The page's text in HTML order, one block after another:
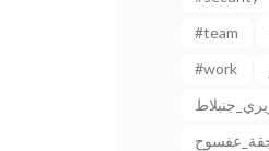
#team
#work